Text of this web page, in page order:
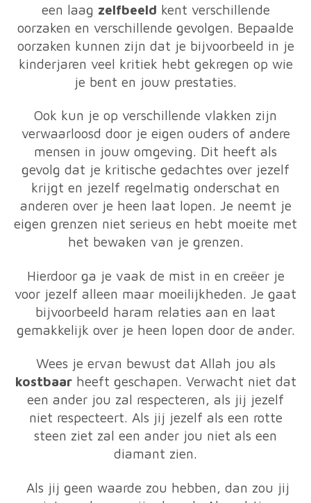
een laag zelfbeeld kent verschillende
oorzaken en verschillende gevolgen. Bepaalde
oorzaken kunnen zijn dat je bijvoorbeeld in je
kinderjaren veel kritiek hebt gekregen op wie
je bent en jouw prestaties.
Ook kun je op verschillende vlakken zijn
verwaarloosd door je eigen ouders of andere
mensen in jouw omgeving. Dit heeft als
gevolg dat je kritische gedachtes over jezelf
krijgt en jezelf regelmatig onderschat en
anderen over je heen laat lopen. Je neemt je
eigen grenzen niet serieus en hebt moeite met
het bewaken van je grenzen.
Hierdoor ga je vaak de mist in en creëer je
voor jezelf alleen maar moeilijkheden. Je gaat
bijvoorbeeld haram relaties aan en laat
gemakkelijk over je heen lopen door de ander.
Wees je ervan bewust dat Allah jou als
kostbaarheeft geschapen. Verwacht niet dat
een ander jou zal respecteren, als jij jezelf
niet respecteert. Als jij jezelf als een rotte
steen ziet zal een ander jou niet als een
diamant zien.
Als jij geen waarde zou hebben, dan zou jij